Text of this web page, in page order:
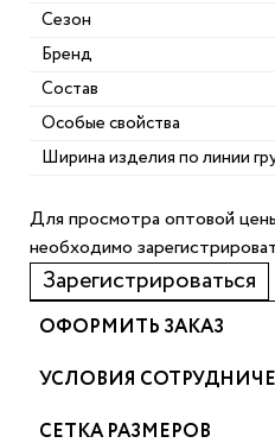
Для просмотра оптовой
необходимо
Зарегистрироваться
Сезон
Бренд
Состав
Особые свойства
Ширина изделия по линии
ОФОРМИТЬ ЗАКАЗ
УСЛОВИЯ
СЕТКА РАЗМЕРОВ